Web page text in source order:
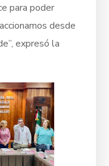
para poder
desde
expresó la